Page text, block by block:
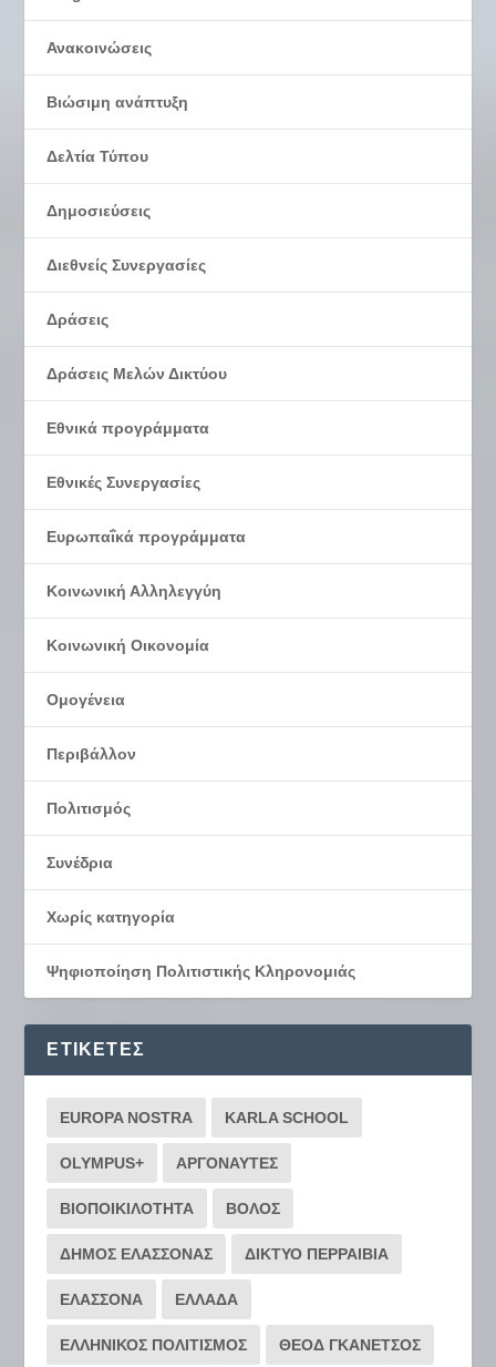
Ανακοινώσεις
Βιώσιμη ανάπτυξη
Δελτία Τύπου
Δημοσιεύσεις
Διεθνείς Συνεργασίες
Δράσεις
Δράσεις Μελών Δικτύου
Εθνικά προγράμματα
Εθνικές Συνεργασίες
Ευρωπαΐκά προγράμματα
Κοινωνική Αλληλεγγύη
Κοινωνική Οικονομία
Ομογένεια
Περιβάλλον
Πολιτισμός
Συνέδρια
Χωρίς κατηγορία
Ψηφιοποίηση Πολιτιστικής Κληρονομιάς
ΕΤΙΚΈΤΕΣ
EUROPA NOSTRA KARLA SCHOOL
OLYMPUS+ ΑΡΓΟΝΑΥΤΕΣ
ΒΙΟΠΟΙΚΙΛΟΤΗΤΑ ΒΟΛΟΣ
ΔΗΜΟΣ ΕΛΑΣΣΟΝΑΣ ΔΙΚΤΥΟ ΠΕΡΡΑΙΒΙΑ
ΕΛΑΣΣΟΝΑ ΕΛΛΑΔΑ
ΕΛΛΗΝΙΚΟΣ ΠΟΛΙΤΙΣΜΟΣ ΘΕΟΔ ΓΚΑΝΕΤΣΟΣ